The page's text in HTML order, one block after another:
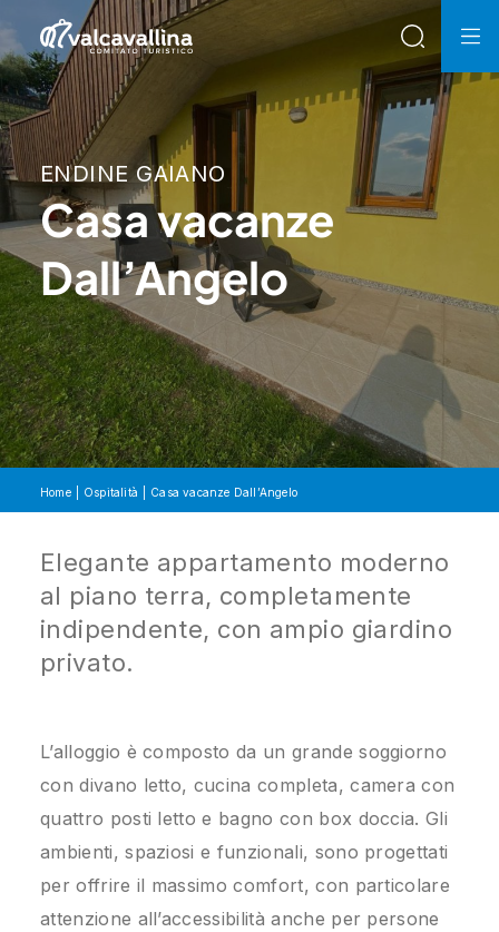
ENDINE GAIANO
Casa vacanze
Dall’Angelo
Home Ospitalità Casa vacanze Dall’Angelo
Elegante appartamento moderno
al piano terra, completamente
indipendente, con ampio giardino
privato.
L’alloggio è composto da un grande soggiorno
con divano letto, cucina completa, camera con
quattro posti letto e bagno con box doccia. Gli
ambienti, spaziosi e funzionali, sono progettati
per offrire il massimo comfort, con particolare
attenzione all’accessibilità anche per persone